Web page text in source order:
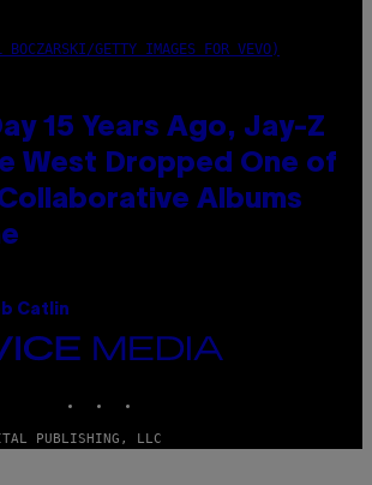
BOCZARSKI/GETTY IMAGES FOR VEVO)
15 Years Ago, Jay-Z
West Dropped One of
Albums
Catlin
PUBLISHING, LLC